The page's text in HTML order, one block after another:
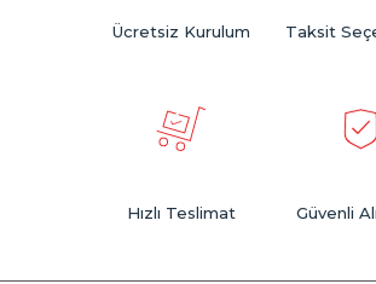
Ücretsiz Kurulum Taksit
Hızlı Teslimat Güvenli